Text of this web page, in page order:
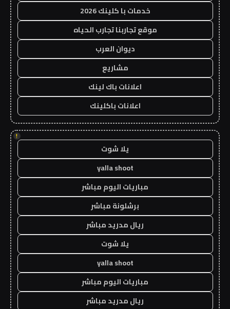
خدمات با كلينك 2026
موقع تجاربنا تجارب الحياه
ديوان العرب
مشاريع
اعلانات باك لينك
اعلانات باكلينك
!
يلا شوت
yalla shoot
مباريات اليوم مباشر
برشلونة مباشر
ريال مدريد مباشر
يلا شوت
yalla shoot
مباريات اليوم مباشر
ريال مدريد مباشر